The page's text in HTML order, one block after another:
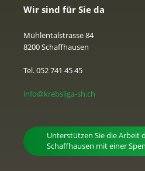
Wir sind für Sie da
Mühlentalstrasse 84
8200 Schaffhausen
Tel. 052 741 45 45
info@krebsliga-sh.ch
Unterstützen Sie die Arbeit
Schaffhausen mit einer